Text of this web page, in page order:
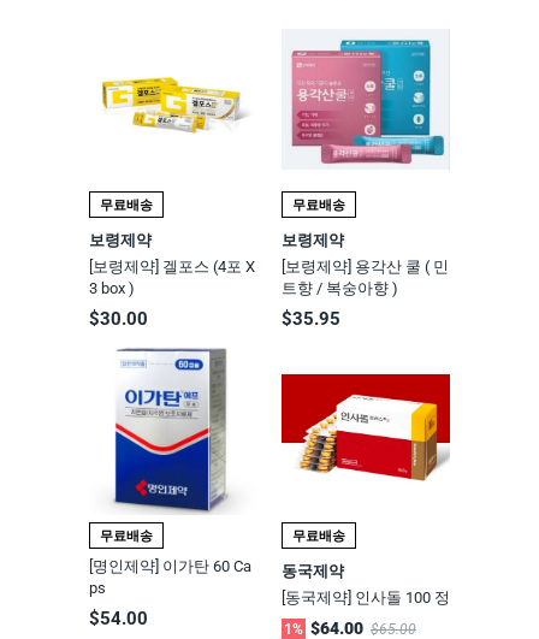
무료배송
보령제약
[보령제약] 겔포스 (4포 X
3 box )
$30.00
무료배송
보령제약
[보령제약] 용각산 쿨 ( 민
트향 / 복숭아향 )
$35.95
무료배송
[명인제약] 이가탄 60 Ca
ps
$54.00
무료배송
동국제약
[동국제약] 인사돌 100 정
1% $64.00 $65.00